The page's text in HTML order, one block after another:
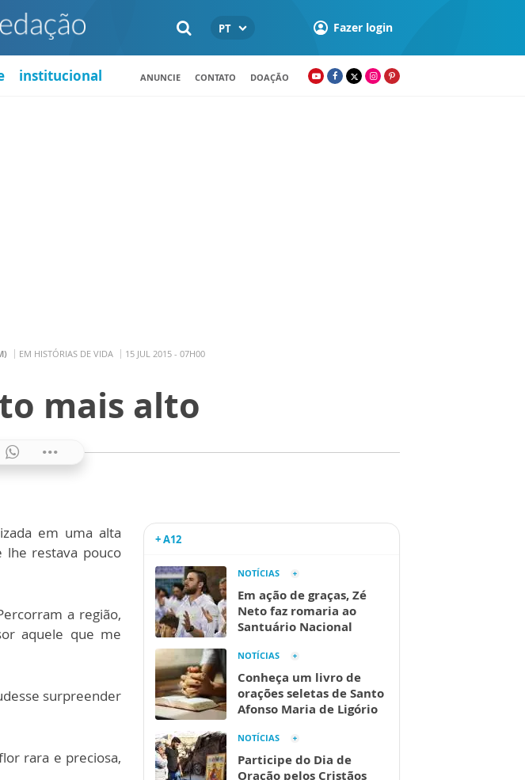
PT Fazer login
institucional ANUNCIE CONTATO DOAÇÃO
EM HISTÓRIAS DE VIDA 15 JUL 2015 - 07H00
mais alto
em uma alta
lhe restava pouco
a região,
aquele que me
surpreender
rara e preciosa,
+ A12
NOTÍCIAS
Em ação de graças, Zé
Neto faz romaria ao
Santuário Nacional
NOTÍCIAS
Conheça um livro de
orações seletas de Santo
Afonso Maria de Ligório
NOTÍCIAS
Participe do Dia de
Oração pelos Cristãos